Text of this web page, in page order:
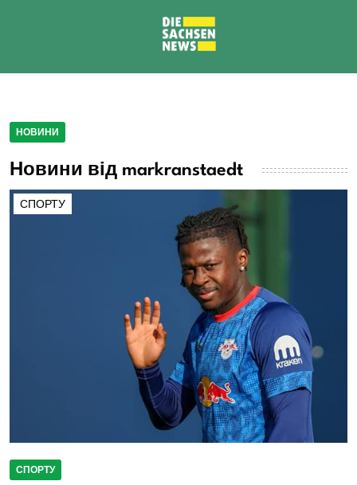
НОВИНИ
Новини від markranstaedt
СПОРТУ
СПОРТУ